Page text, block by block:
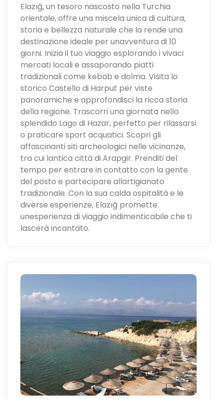
Elazığ, un tesoro nascosto nella Turchia
orientale, offre una miscela unica di cultura,
storia e bellezza naturale che la rende una
destinazione ideale per unavventura di 10
giorni. Inizia il tuo viaggio esplorando i vivaci
mercati locali e assaporando piatti
tradizionali come kebab e dolma. Visita lo
storico Castello di Harput per viste
panoramiche e approfondisci la ricca storia
della regione. Trascorri una giornata nello
splendido Lago di Hazar, perfetto per rilassarsi
o praticare sport acquatici. Scopri gli
affascinanti siti archeologici nelle vicinanze,
tra cui lantica città di Arapgir. Prenditi del
tempo per entrare in contatto con la gente
del posto e partecipare allartigianato
tradizionale. Con la sua calda ospitalità e le
diverse esperienze, Elazığ promette
unesperienza di viaggio indimenticabile che ti
lascerà incantato.